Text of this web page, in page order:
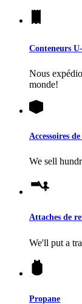
Conteneurs
Nous
monde!
Accessoires
We sell
Attaches de
We'll put a
Propane